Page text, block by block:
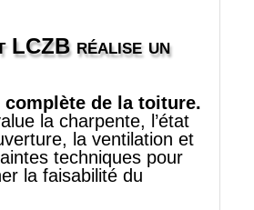
LCZB réalise un
complète de la toiture.
la charpente, l’état
la ventilation et
techniques pour
la faisabilité du